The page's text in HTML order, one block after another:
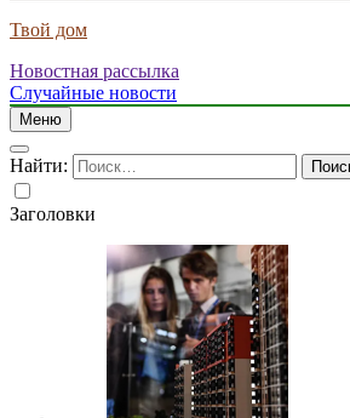
Твой дом
Новостная рассылка
Случайные новости
Меню
Найти:
Заголовки